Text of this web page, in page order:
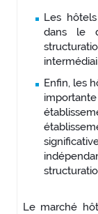
Les
dans le
Enfin, les
Le marché